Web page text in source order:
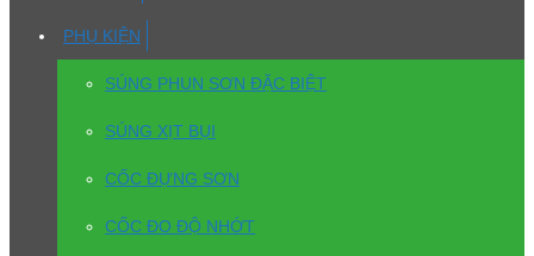
PHỤ KIỆN
SÚNG PHUN SƠN ĐẶC BIỆT
SÚNG XỊT BỤI
CỐC ĐỰNG SƠN
CỐC ĐO ĐỘ NHỚT